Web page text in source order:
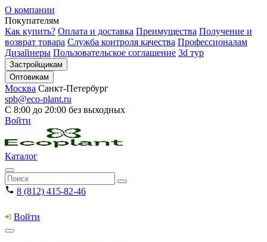
О компании
Покупателям
Как купить? Оплата и доставка Преимущества Получение и
возврат товара Служба контроля качества Профессионалам
Дизайнеры Пользовательское соглашение 3d тур
Застройщикам
Оптовикам
Москва Санкт-Петербург
spb@eco-plant.ru
С 8:00 до 20:00 без выходных
Войти
Каталог
8 (812) 415-82-46
Войти